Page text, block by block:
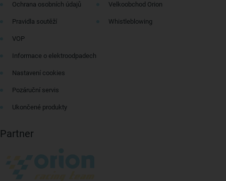
Ochrana osobních údajů
Pravidla soutěží
VOP
Informace o elektroodpadech
Nastavení cookies
Pozáruční servis
Ukončené produkty
Velkoobchod Orion
Whistleblowing
Partner